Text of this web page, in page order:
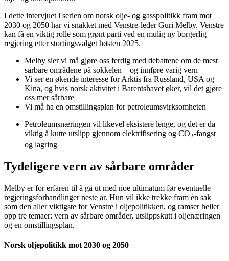
I dette intervjuet i serien om norsk olje- og gasspolitikk fram mot
2030 og 2050 har vi snakket med Venstre-leder Guri Melby. Venstre
kan få en viktig rolle som grønt parti ved en mulig ny borgerlig
regjering etter stortingsvalget høsten 2025.
Melby sier vi må gjøre oss ferdig med debattene om de mest
sårbare områdene på sokkelen – og innføre varig vern
Vi ser en økende interesse for Arktis fra Russland, USA og
Kina, og hvis norsk aktivitet i Barentshavet øker, vil det gjøre
oss mer sårbare
Vi må ha en omstillingsplan for petroleumsvirksomheten
Petroleumsnæringen vil likevel eksistere lenge, og det er da
viktig å kutte utslipp gjennom elektrifisering og CO2-fangst
og lagring
Tydeligere vern av sårbare områder
Melby er for erfaren til å gå ut med noe ultimatum før eventuelle
regjeringsforhandlinger neste år. Hun vil ikke trekke fram én sak
som den aller viktigste for Venstre i oljepolitikken, og ramser heller
opp tre temaer: vern av sårbare områder, utslippskutt i oljenæringen
og en omstillingsplan.
Norsk oljepolitikk mot 2030 og 2050